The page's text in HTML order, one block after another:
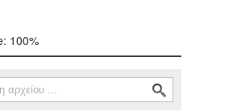
100%